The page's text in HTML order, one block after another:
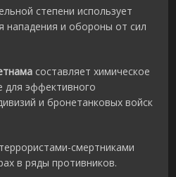
степени использует
нападения и обороны от сил
составляет химическое
для эффективного
и бронетанковых войск
террористами-смертниками
в ряды противников.